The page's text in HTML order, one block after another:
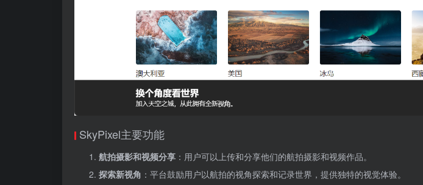
SkyPixel主要功能
航拍摄影和视频分享 ：用户可以上传和分享他们的航拍摄影和视频作品。
探索新视角 ：平台鼓励用户以航拍的视角探索和记录世界，提供独特的视觉体验。